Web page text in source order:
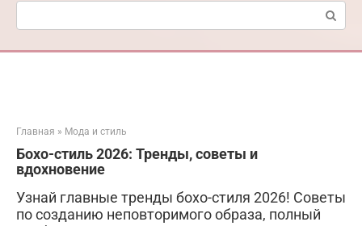
Поиск:
Главная » Мода и стиль
Бохо-стиль 2026: Тренды, советы и
вдохновение
Узнай главные тренды бохо-стиля 2026! Советы
по созданию неповторимого образа, полный